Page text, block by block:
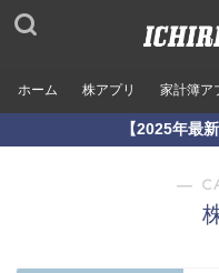
ホーム 株アプリ 家計簿ア
【2025年最
―